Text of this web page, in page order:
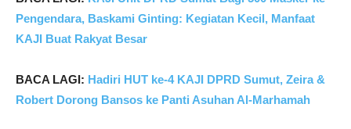
Pengendara, Baskami Ginting: Kegiatan Kecil, Manfaat
KAJI Buat Rakyat Besar
BACA LAGI: Hadiri HUT ke-4 KAJI DPRD Sumut, Zeira &
Robert Dorong Bansos ke Panti Asuhan Al-Marhamah